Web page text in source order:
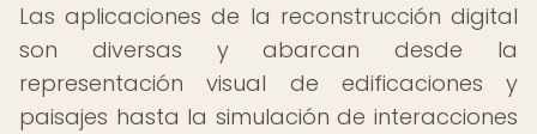
Las aplicaciones de la reconstrucción digital
son diversas y abarcan desde la
representación visual de edificaciones y
paisajes hasta la simulación de interacciones